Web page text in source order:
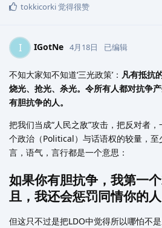
tokkicorki觉得很赞
I IGotNe 4月18日 已编辑
不知大家知不知道‘三光政策’： 凡有抵抗
烧光、抢光、杀光。令所有人都对抗争
有胆抗争的人。
把我们当成“人民之敌”攻击，把反对者
个政治（Political）与话语权的较量，
言，语气，言行都是一个意思：
如果你有胆抗争，我第一
且，我还会惩罚同情你的人
但这只不过是把LDO中觉得所以哪怕不